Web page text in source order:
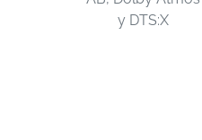
y DTS:X